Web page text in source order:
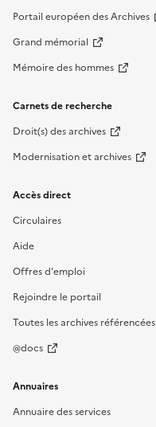
Portail européen des Archives
Grand mémorial
Mémoire des hommes
Carnets de recherche
Droit(s) des archives
Modernisation et archives
Accès direct
Circulaires
Aide
Offres d'emploi
Rejoindre le portail
Toutes les archives référencées
@docs
Annuaires
Annuaire des services